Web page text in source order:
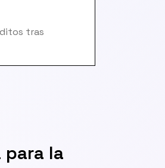
tras
la